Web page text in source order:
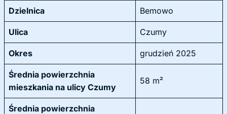
Dzielnica Bemowo
Ulica Czumy
Okres grudzień 2025
Średnia powierzchnia
mieszkania na ulicy Czumy
58 m²
Średnia powierzchnia